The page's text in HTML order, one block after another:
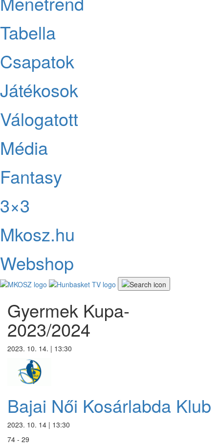
Tabella
Csapatok
Játékosok
Válogatott
Média
Fantasy
3×3
Mkosz.hu
Webshop
Gyermek Kupa-
2023/2024
2023. 10. 14. | 13:30
Bajai Női Kosárlabda Klub
2023. 10. 14 | 13:30
74 - 29